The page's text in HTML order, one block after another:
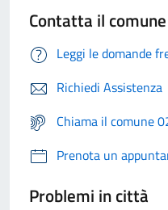
Contatta il comune
Leggi le domande
Richiedi Assistenza
Chiama il comune
Prenota un
Problemi in città